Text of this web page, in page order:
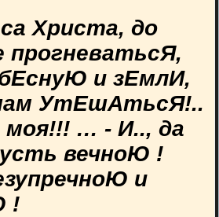
Христа, до
прогневатьсЯ,
и зЕмлИ,
УтЕшАтьсЯ!..
… - И.., да
вечноЮ !
и
!